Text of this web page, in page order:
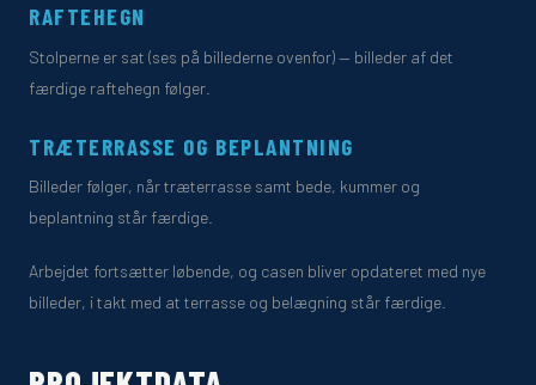
RAFTEHEGN
Stolperne er sat (ses på billederne ovenfor) — billeder af det
færdige raftehegn følger.
TRÆTERRASSE OG BEPLANTNING
Billeder følger, når træterrasse samt bede, kummer og
beplantning står færdige.
Arbejdet fortsætter løbende, og casen bliver opdateret med nye
billeder, i takt med at terrasse og belægning står færdige.